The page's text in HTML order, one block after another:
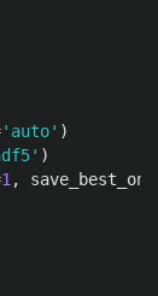
' auto' )
' )
1 , save_best_only